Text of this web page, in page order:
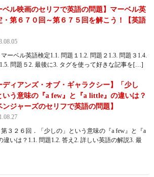
ベル映画のセリフで英語の問題】マーベル英
・第６７０回～第６７５回を解こう！【英語
マーベル英語検定1.1. 問題１1.2. 問題２1.3. 問題３1.4.
問題５2. 最後に3. タグを使って好きな記事を[…]
ディアンズ・オブ・ギャラクシー】「少し
いう意味の『a few』と『a little』の違いは？
ンジャーズのセリフで英語の問題】
第３２６回．「少しの」という意味の『a few』と『a
違いは？1.1. 問題1.2. 答え2. 詳しい英語の解説3. 最